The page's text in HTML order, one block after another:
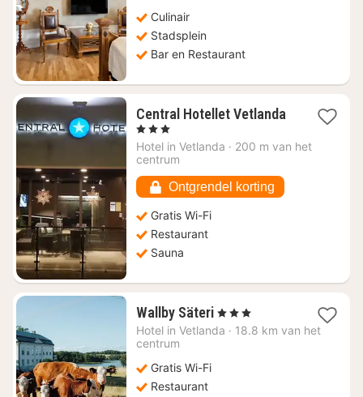
Culinair
Stadsplein
Bar en Restaurant
Central Hotellet Vetlanda
1
nacht
vanaf
87,75
, 3 Sterren
Hotel in Vetlanda · 200 m van het
centrum
Ontgrendel korting
Gratis Wi-Fi
Restaurant
Sauna
Wallby Säteri1
nacht
, 3 Sterren
Hotel in Vetlanda · 18.8 km van het
centrum
Gratis Wi-Fi
Restaurant